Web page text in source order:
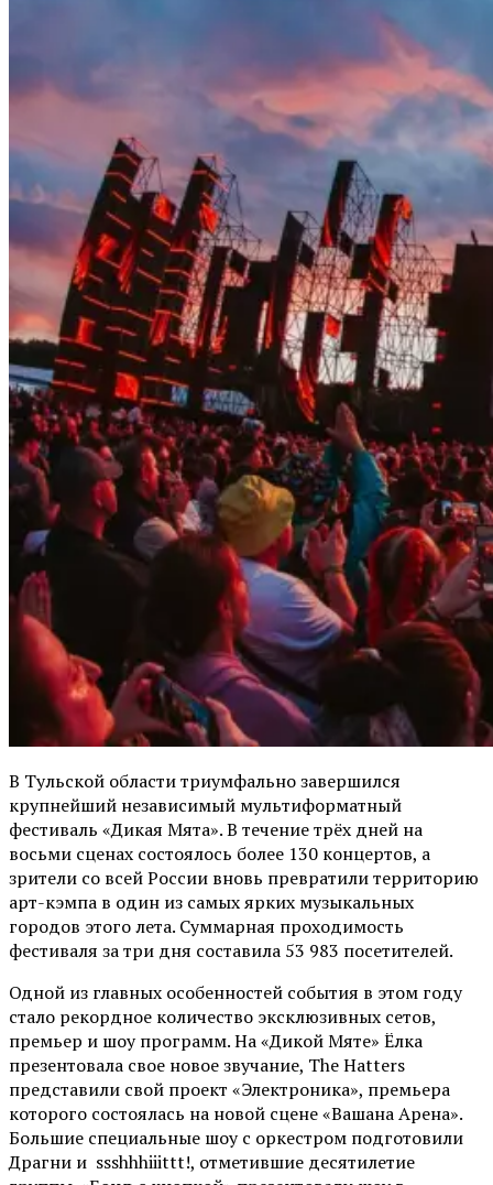
В Тульской области триумфально завершился
крупнейший независимый мультиформатный
фестиваль «Дикая Мята». В течение трёх дней на
восьми сценах состоялось более 130 концертов, а
зрители со всей России вновь превратили территорию
арт-кэмпа в один из самых ярких музыкальных
городов этого лета. Суммарная проходимость
фестиваля за три дня составила 53 983 посетителей.
Одной из главных особенностей события в этом году
стало рекордное количество эксклюзивных сетов,
премьер и шоу программ. На «Дикой Мяте» Ёлка
презентовала свое новое звучание, The Hatters
представили свой проект «Электроника», премьера
которого состоялась на новой сцене «Вашана Арена».
Большие специальные шоу с оркестром подготовили
Драгни и ssshhhiiittt!, отметившие десятилетие